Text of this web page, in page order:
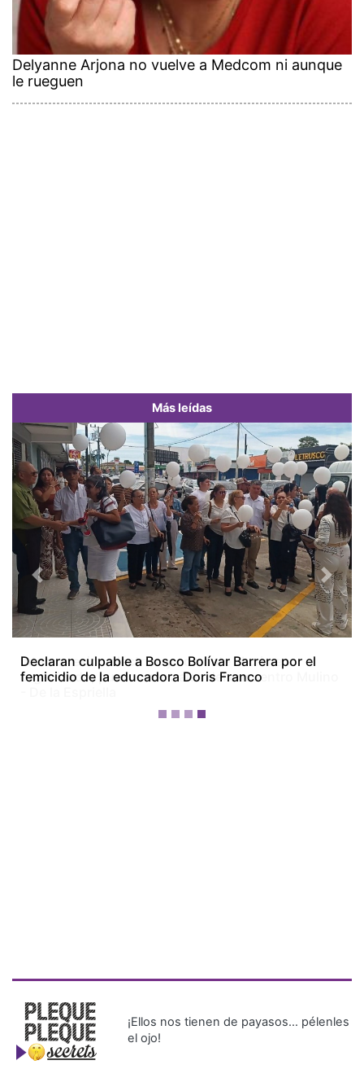
Delyanne Arjona no vuelve a Medcom ni aunque
le rueguen
Más leídas
Interconexión eléctrica y combate al crimen
organizado, puntos centrales del encuentro Mulino
Previous Next
¡Ellos nos tienen de payasos… pélenles
el ojo!